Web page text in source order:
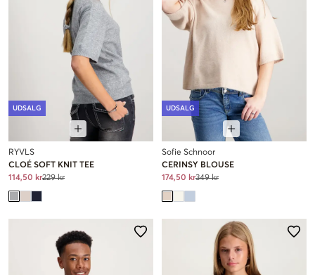
UDSALG
RYVLS
CLOÉ SOFT KNIT TEE
114,50 kr229 kr
UDSALG
Sofie Schnoor
CERINSY BLOUSE
174,50 kr349 kr